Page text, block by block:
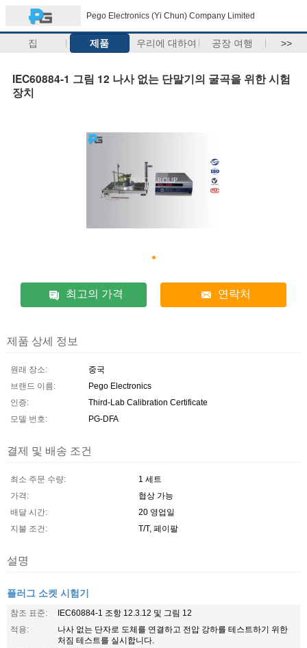
Pego Electronics (Yi Chun) Company Limited
집 제품 우리에 대하여 공장 여행 >>
IEC60884-1 그림 12 나사 없는 단말기의 굴곡을 위한 시험
장치
최고의 가격 연락처
제품 상세 정보
원래 장소:
중국
브랜드 이름:
Pego Electronics
인증:
Third-Lab Calibration Certificate
모델 번호:
PG-DFA
결제 및 배송 조건
최소 주문 수량:
1 세트
가격:
협상 가능
배달 시간:
20 영업일
지불 조건:
T/T, 페이팔
설명
플러그 소켓 시험기
참조 표준:
IEC60884-1 조항 12.3.12 및 그림 12
적용:
나사 없는 단자로 도체를 연결하고 전압 강하를 테스트하기 위한
처짐 테스트를 실시합니다.